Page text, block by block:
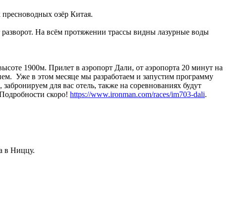
озёр Китая.
На всём протяжении трассы видны лазурные воды
1900м. Прилет в аэропорт Дали, от аэропорта 20 минут на
Уже в этом месяце мы разработаем и запустим программу
для вас отель, также на соревнованиях будут
скоро! https://www.ironman.com/races/im703-dali.
в Ниццу.